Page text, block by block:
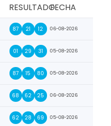
RESULTADOFECHA
87 21 12 06-08-2026
01 29 31 05-08-2026
87 15 80 05-08-2026
68 62 25 06-08-2026
62 28 69 05-08-2026